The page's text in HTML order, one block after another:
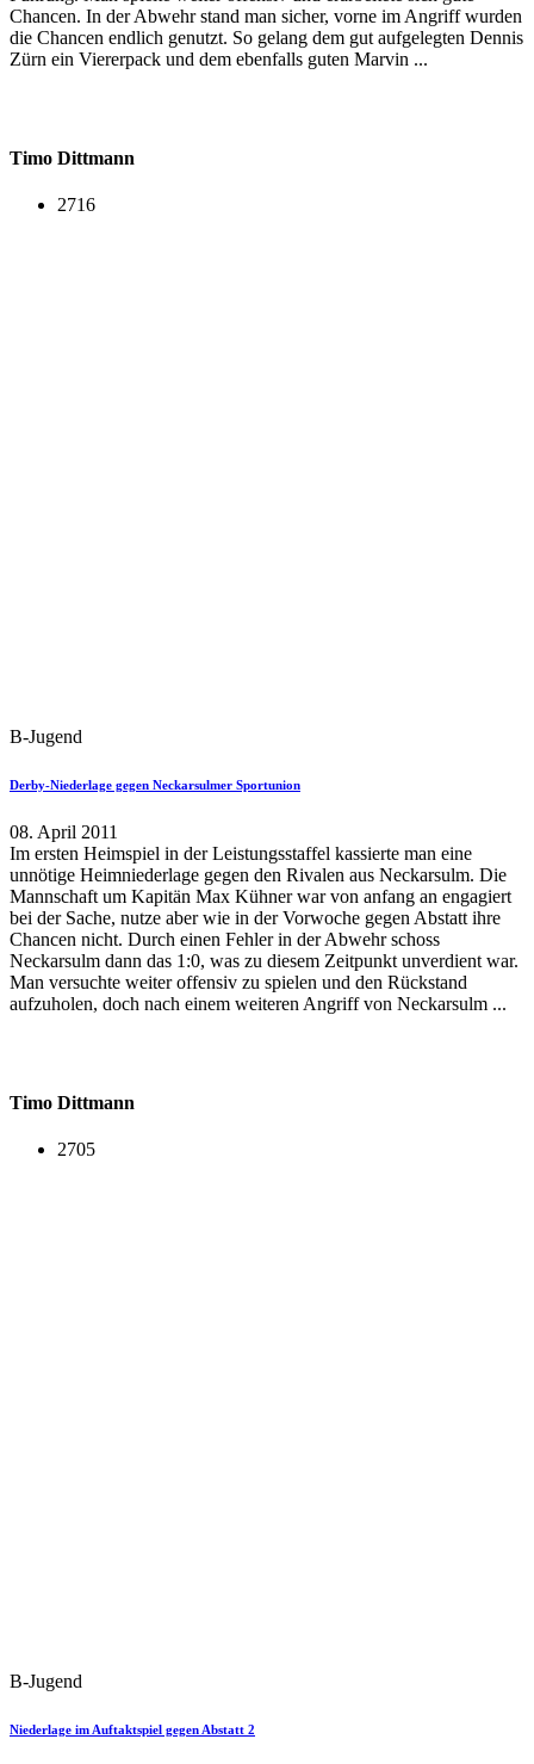
Chancen. In der Abwehr stand man sicher, vorne im Angriff wurden
die Chancen endlich genutzt. So gelang dem gut aufgelegten Dennis
Zürn ein Viererpack und dem ebenfalls guten Marvin ...
Timo Dittmann
2716
B-Jugend
Derby-Niederlage gegen Neckarsulmer Sportunion
08. April 2011
Im ersten Heimspiel in der Leistungsstaffel kassierte man eine
unnötige Heimniederlage gegen den Rivalen aus Neckarsulm. Die
Mannschaft um Kapitän Max Kühner war von anfang an engagiert
bei der Sache, nutze aber wie in der Vorwoche gegen Abstatt ihre
Chancen nicht. Durch einen Fehler in der Abwehr schoss
Neckarsulm dann das 1:0, was zu diesem Zeitpunkt unverdient war.
Man versuchte weiter offensiv zu spielen und den Rückstand
aufzuholen, doch nach einem weiteren Angriff von Neckarsulm ...
Timo Dittmann
2705
B-Jugend
Niederlage im Auftaktspiel gegen Abstatt 2